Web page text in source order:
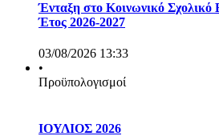
Ένταξη στο Κοινωνικό Σχολικό
Έτος 2026-2027
03/08/2026 13:33
•
Προϋπολογισμοί
ΙΟΥΛΙΟΣ 2026